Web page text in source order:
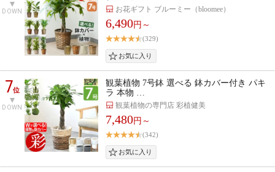
DOWN お花ギフト ブルーミー（bloomee）
6,490円～
(329)
7位
DOWN
観葉植物 7号鉢 選べる 鉢カバー付き パキ
ラ 本物 …
観葉植物の専門店 彩植健美
7,480円～
(342)